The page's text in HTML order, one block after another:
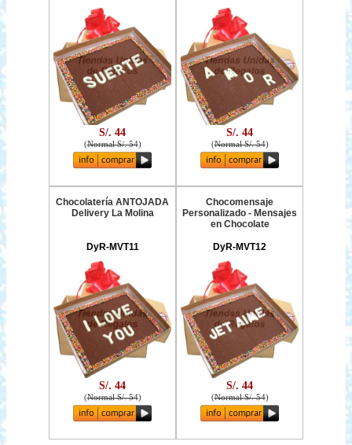
S/. 44
(Normal S/. 54)
S/. 44
(Normal S/. 54)
Chocolatería ANTOJADA
Delivery La Molina
DyR-MVT11
S/. 44
(Normal S/. 54)
Chocomensaje
Personalizado - Mensajes
en Chocolate
DyR-MVT12
S/. 44
(Normal S/. 54)